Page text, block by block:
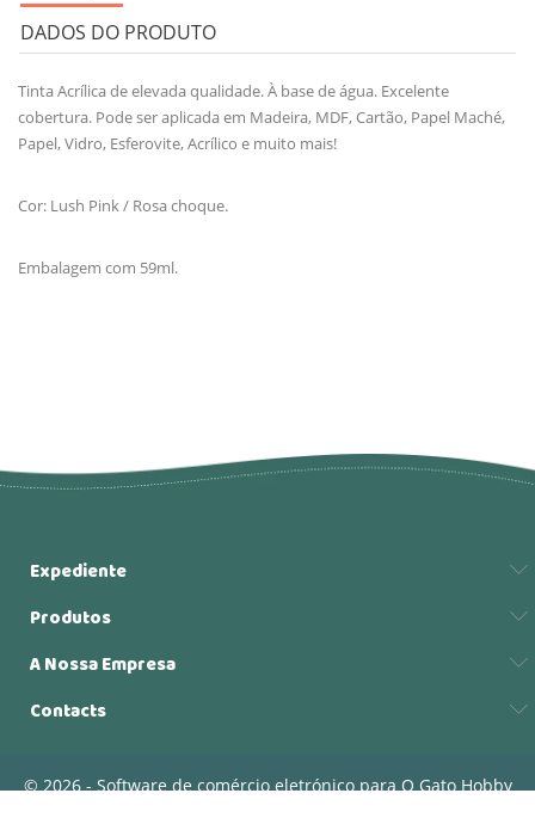
DADOS DO PRODUTO
Tinta Acrílica de elevada qualidade. À base de água. Excelente
cobertura. Pode ser aplicada em Madeira, MDF, Cartão, Papel Maché,
Papel, Vidro, Esferovite, Acrílico e muito mais!
Cor: Lush Pink / Rosa choque.
Embalagem com 59ml.
Expediente
Produtos
A Nossa Empresa
Contacts
© 2026 - Software de comércio eletrónico para O Gato Hobby